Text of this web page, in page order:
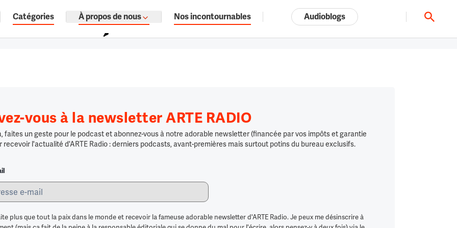
documentaires audio.
Tout l'univers ARTE.tv
Catégories À propos de nous Nos incontournables Audioblogs
vous à la newsletter ARTE RADIO
faites un geste pour le podcast et abonnez-vous à notre adorable newsletter (financée par vos impôts et garantie
recevoir l'actualité d'ARTE Radio : derniers podcasts, avant-premières mais surtout potins du bureau exclusifs.
plus que tout la paix dans le monde et recevoir la fameuse adorable newsletter d'ARTE Radio. Je peux me désinscrire à